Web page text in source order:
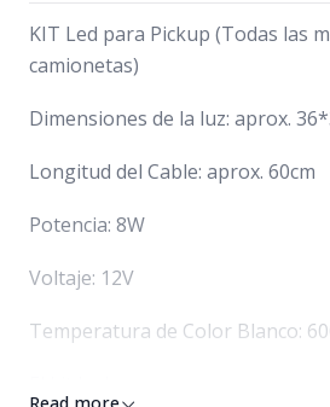
KIT Led para Pickup (Todas las
camionetas)
Dimensiones de la luz: aprox.
Longitud del Cable: aprox. 60cm
Potencia: 8W
Voltaje: 12V
Temperatura de Color Blanco: